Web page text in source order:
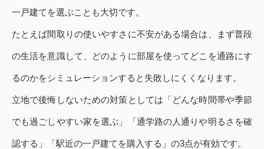
一戸建てを選ぶことも大切です。
たとえば間取りの使いやすさに不安がある場合は、まず普段
の生活を意識して、どのように部屋を使ってどこを通路にす
るのかをシミュレーションすると失敗しにくくなります。
立地で後悔しないための対策としては「どんな時間帯や季節
でも過ごしやすい家を選ぶ」「通学路の人通りや明るさを確
認する」「駅近の一戸建てを購入する」の3点が有効です。